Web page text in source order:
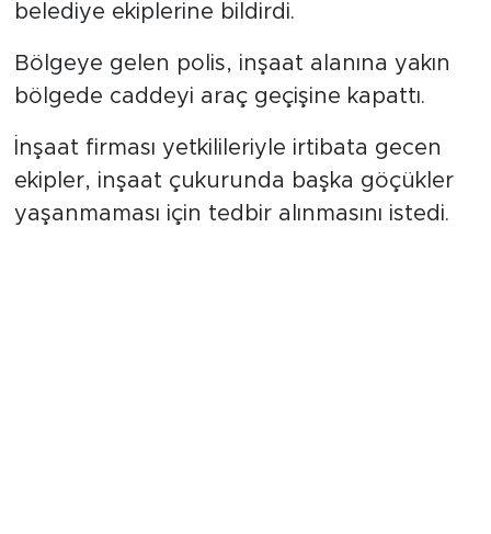
belediye ekiplerine bildirdi.
Bölgeye gelen polis, inşaat alanına yakın
bölgede caddeyi araç geçişine kapattı.
İnşaat firması yetkilileriyle irtibata gecen
ekipler, inşaat çukurunda başka göçükler
yaşanmaması için tedbir alınmasını istedi.